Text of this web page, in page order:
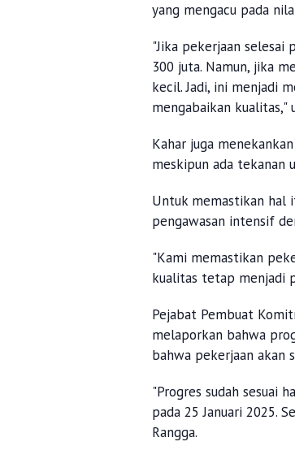
yang mengacu pada
"Jika pekerjaan selesai
300 juta. Namun, jika
kecil. Jadi, ini menjadi
mengabaikan kualitas,"
Kahar juga
meskipun ada tekanan
Untuk memastikan hal
pengawasan intensif
"Kami memastikan
kualitas tetap menjadi
Pejabat Pembuat
melaporkan bahwa
bahwa pekerjaan akan
"Progres sudah sesuai
pada 25 Januari 2025.
Rangga.